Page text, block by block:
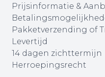
Prijsinformatie &
Pakketverzending of
Levertijd
14 dagen zichttermijn
Herroepingsrecht